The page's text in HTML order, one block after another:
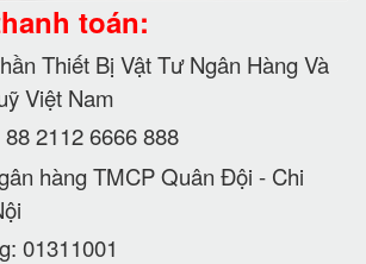
toán:
Thiết Bị Vật Tư Ngân Hàng Và
Việt Nam
2112 6666 888
hàng TMCP Quân Đội - Chi
01311001